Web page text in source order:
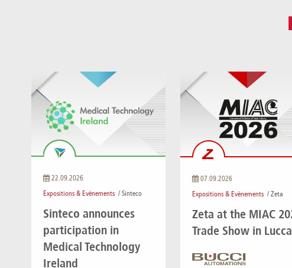
22.09.2026
Expositions & Evènements/ Sinteco
Sinteco announces
participation in
Medical Technology
Ireland
07.09.2026
Expositions & Evènements / Zeta
Zeta at the MIAC
Trade Show in Lucca